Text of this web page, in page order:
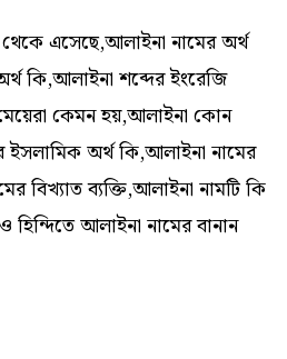
এসেছে,আলাইনা নামের অর্থ
কি,আলাইনা শব্দের ইংরেজি
কেমন হয়,আলাইনা কোন
ইসলামিক অর্থ কি,আলাইনা নামের
বিখ্যাত ব্যক্তি,আলাইনা নামটি কি
আলাইনা নামের বানান